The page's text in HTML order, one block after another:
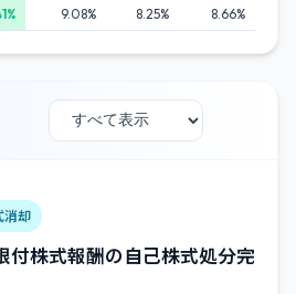
9.08% 8.25% 8.66%
消却
付株式報酬の自己株式処分完